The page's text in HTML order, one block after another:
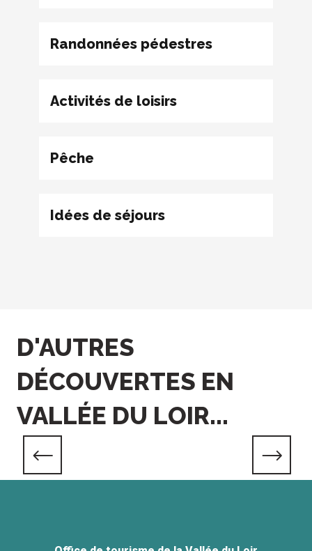
Randonnées pédestres
Activités de loisirs
Pêche
Idées de séjours
D'AUTRES
DÉCOUVERTES EN
VALLÉE DU LOIR...
Savourer